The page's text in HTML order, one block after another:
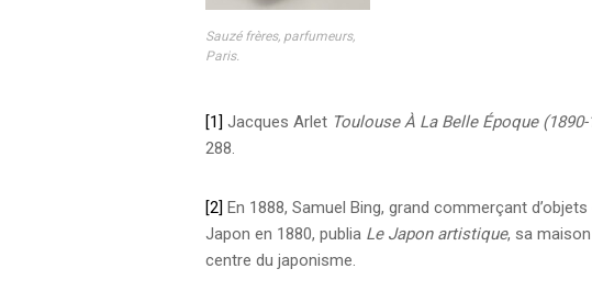
Sauzé frères, parfumeurs,
Paris.
[1] Jacques Arlet Toulouse À La Belle Époque (1890-
288.
[2] En 1888, Samuel Bing, grand commerçant
Japon en 1880, publia Le Japon artistique, sa
centre du japonisme.